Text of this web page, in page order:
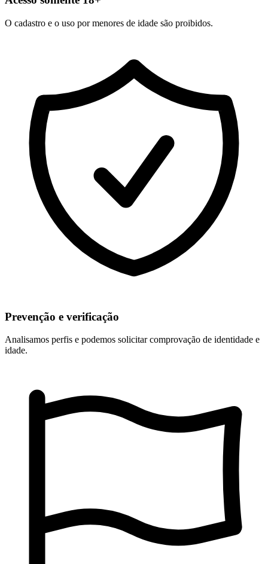
O cadastro e o uso por menores de idade são proibidos.
Prevenção e verificação
Analisamos perfis e podemos solicitar comprovação de identidade e
idade.